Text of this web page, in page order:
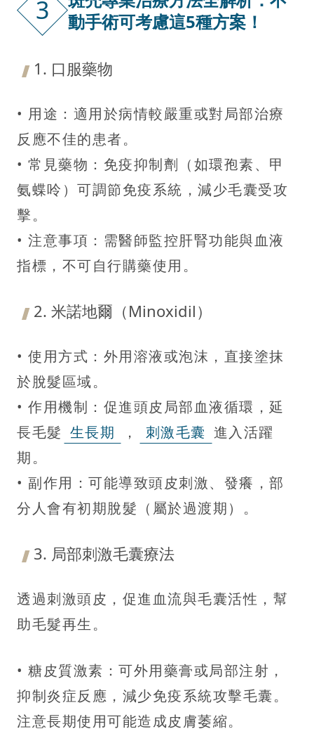
3
動手術可考慮這5種方案！
1. 口服藥物
• 用途：適用於病情較嚴重或對局部治療
反應不佳的患者。
• 常見藥物：免疫抑制劑（如環孢素、甲
氨蝶呤）可調節免疫系統，減少毛囊受攻
擊。
• 注意事項：需醫師監控肝腎功能與血液
指標，不可自行購藥使用。
2. 米諾地爾（Minoxidil）
• 使用方式：外用溶液或泡沫，直接塗抹
於脫髮區域。
• 作用機制：促進頭皮局部血液循環，延
長毛髮 生長期 ， 刺激毛囊 進入活躍
期。
• 副作用：可能導致頭皮刺激、發癢，部
分人會有初期脫髮（屬於過渡期）。
3. 局部刺激毛囊療法
透過刺激頭皮，促進血流與毛囊活性，幫
助毛髮再生。
• 糖皮質激素：可外用藥膏或局部注射，
抑制炎症反應，減少免疫系統攻擊毛囊。
注意長期使用可能造成皮膚萎縮。